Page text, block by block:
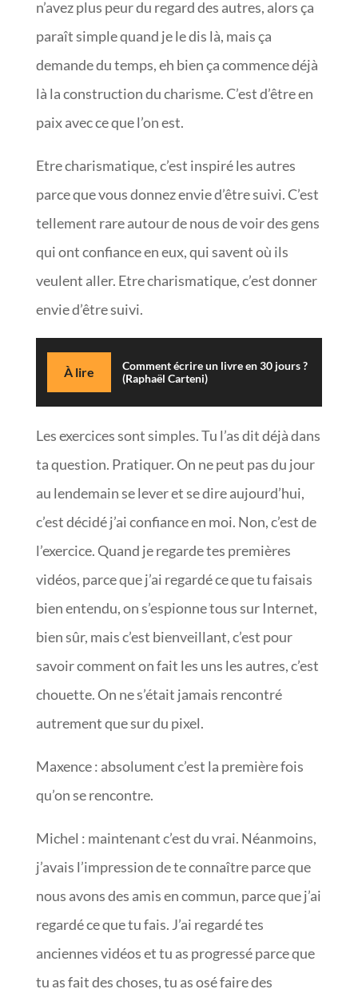
n’avez plus peur du regard des autres, alors ça
paraît simple quand je le dis là, mais ça
demande du temps, eh bien ça commence déjà
là la construction du charisme. C’est d’être en
paix avec ce que l’on est.
Etre charismatique, c’est inspiré les autres
parce que vous donnez envie d’être suivi. C’est
tellement rare autour de nous de voir des gens
qui ont confiance en eux, qui savent où ils
veulent aller. Etre charismatique, c’est donner
envie d’être suivi.
À lire
Comment écrire un livre en 30 jours ?
(Raphaël Carteni)
Les exercices sont simples. Tu l’as dit déjà dans
ta question. Pratiquer. On ne peut pas du jour
au lendemain se lever et se dire aujourd’hui,
c’est décidé j’ai confiance en moi. Non, c’est de
l’exercice. Quand je regarde tes premières
vidéos, parce que j’ai regardé ce que tu faisais
bien entendu, on s’espionne tous sur Internet,
bien sûr, mais c’est bienveillant, c’est pour
savoir comment on fait les uns les autres, c’est
chouette. On ne s’était jamais rencontré
autrement que sur du pixel.
Maxence : absolument c’est la première fois
qu’on se rencontre.
Michel : maintenant c’est du vrai. Néanmoins,
j’avais l’impression de te connaître parce que
nous avons des amis en commun, parce que j’ai
regardé ce que tu fais. J’ai regardé tes
anciennes vidéos et tu as progressé parce que
tu as fait des choses, tu as osé faire des